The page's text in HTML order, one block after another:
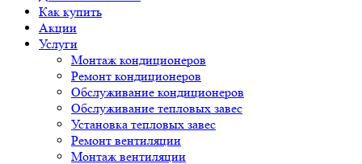
Как купить
Акции
Услуги
Монтаж кондиционеров
Ремонт кондиционеров
Обслуживание кондиционеров
Обслуживание тепловых завес
Установка тепловых завес
Ремонт вентиляции
Монтаж вентиляции